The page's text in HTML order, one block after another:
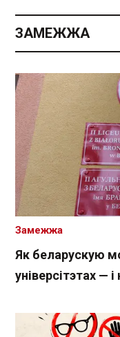
ЗАМЕЖЖА
Як беларускую
універсітэтах —
Замежжа